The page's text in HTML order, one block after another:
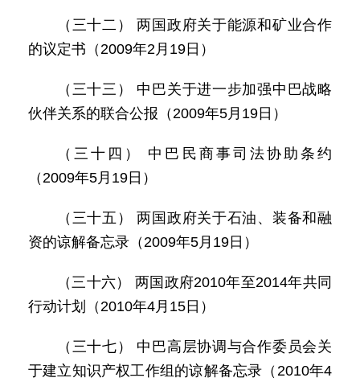
（三十二） 两国政府关于能源和矿业合作
的议定书（2009年2月19日）
（三十三） 中巴关于进一步加强中巴战略
伙伴关系的联合公报（2009年5月19日）
（三十四） 中巴民商事司法协助条约
（2009年5月19日）
（三十五） 两国政府关于石油、装备和融
资的谅解备忘录（2009年5月19日）
（三十六） 两国政府2010年至2014年共同
行动计划（2010年4月15日）
（三十七） 中巴高层协调与合作委员会关
于建立知识产权工作组的谅解备忘录（2010年4